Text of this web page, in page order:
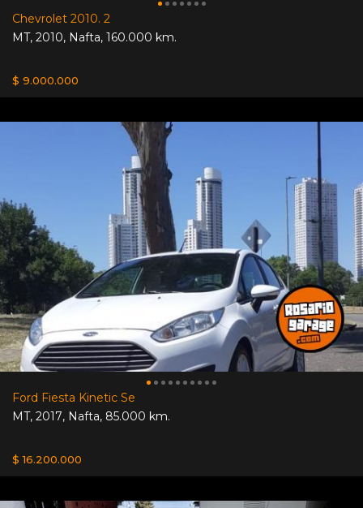
Chevrolet 2010. 2
MT, 2010, Nafta, 160.000 km.
$ 9.000.000
Ford Fiesta Kinetic Se
MT, 2017, Nafta, 85.000 km.
$ 16.200.000